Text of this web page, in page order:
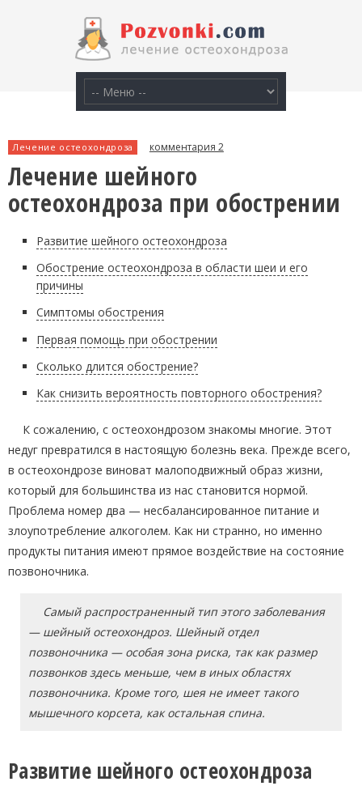
Лечение остеохондроза комментария 2
Лечение шейного
остеохондроза при обострении
Развитие шейного остеохондроза
Обострение остеохондроза в области шеи и его
причины
Симптомы обострения
Первая помощь при обострении
Сколько длится обострение?
Как снизить вероятность повторного обострения?
К сожалению, с остеохондрозом знакомы многие. Этот
недуг превратился в настоящую болезнь века. Прежде всего,
в остеохондрозе виноват малоподвижный образ жизни,
который для большинства из нас становится нормой.
Проблема номер два — несбалансированное питание и
злоупотребление алкоголем. Как ни странно, но именно
продукты питания имеют прямое воздействие на состояние
позвоночника.
Самый распространенный тип этого заболевания
— шейный остеохондроз. Шейный отдел
позвоночника — особая зона риска, так как размер
позвонков здесь меньше, чем в иных областях
позвоночника. Кроме того, шея не имеет такого
мышечного корсета, как остальная спина.
Развитие шейного остеохондроза